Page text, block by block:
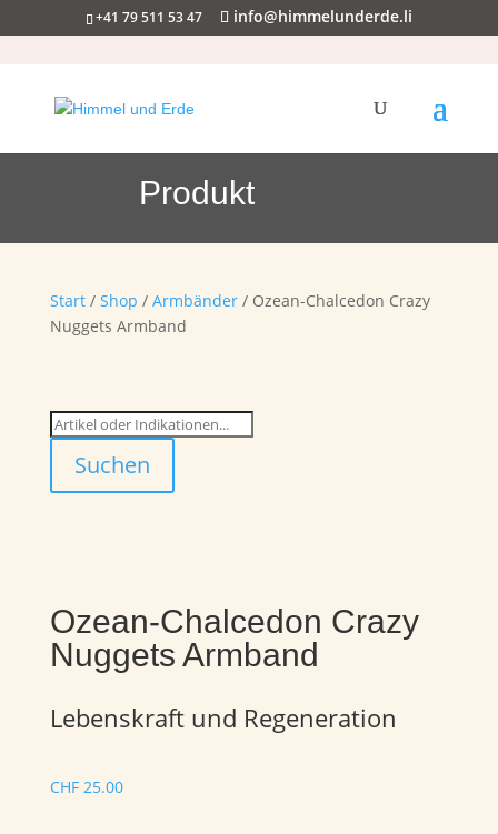
+41 79 511 53 47 info@himmelunderde.li
Produkt
Start/ Shop / Armbänder/ Ozean-Chalcedon Crazy
Nuggets Armband
Suchen
Ozean-Chalcedon Crazy
Nuggets Armband
Lebenskraft und Regeneration
CHF25.00